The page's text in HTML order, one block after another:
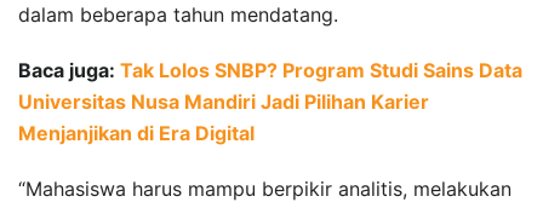
dalam beberapa tahun mendatang.
Baca juga: Tak Lolos SNBP? Program Studi Sains Data
Universitas Nusa Mandiri Jadi Pilihan Karier
Menjanjikan di Era Digital
“Mahasiswa harus mampu berpikir analitis, melakukan